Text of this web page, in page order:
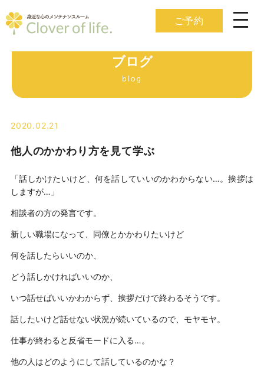
ご予約
ブログ
blog
2020.02.21
他人のかかわり方を見て学ぶ
「話しかけたいけど、何を話していいのかわからない…。挨拶は
しますが…」
相談者の方の発言です。
新しい職場になって、同僚とかかわりたいけど
何を話したらいいのか、
どう話しかければいいのか、
いつ話せばいいかわからず、挨拶だけで終わるそうです。
話したいけど話せない状況が続いているので、モヤモヤ。
仕事が終わると反省モードに入る…。
他の人はどのようにして話しているのかな？